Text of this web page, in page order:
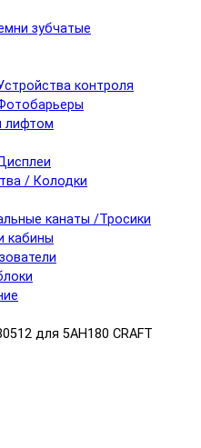
зубчатые
контроля
лифтом
/ Колодки
канаты /Тросики
кабины
для 5АН180 CRAFT